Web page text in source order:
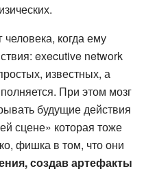
когда ему
executive network
известных, а
При этом мозг
будущие действия
сцене» которая тоже
фишка в том, что они
создав артефакты